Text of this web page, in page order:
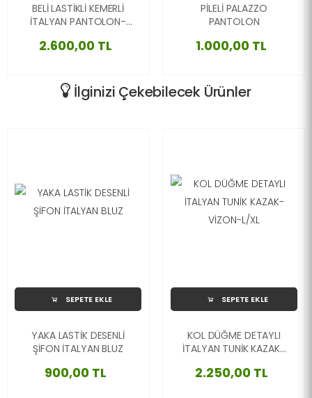
BELİ LASTİKLİ KEMERLİ
İTALYAN PANTOLON-
2.600,00 TL
PİLELİ PALAZZO
PANTOLON
1.000,00 TL
İlginizi Çekebilecek Ürünler
SEPETE EKLE
YAKA LASTİK DESENLİ
ŞİFON İTALYAN BLUZ
900,00 TL
SEPETE EKLE
KOL DÜĞME DETAYLI
İTALYAN TUNİK KAZAK-
2.250,00 TL